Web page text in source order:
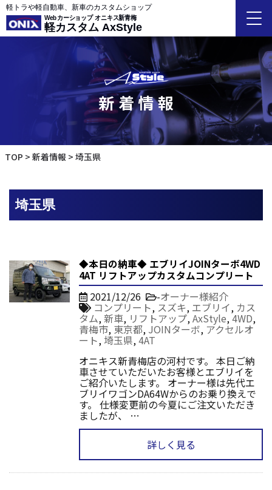
軽トラや軽自動車、新車のカスタムショップ
Webカーショップ オニキス新青梅
軽カスタム AxStyle
新着情報
TOP 新着情報 埼玉県
埼玉県
◆本日の納車◆ エブリイJOINターボ4WD
4AT リフトアップカスタムコンプリート
2021/12/26 -オーナー様紹介
コンプリート, スズキ, エブリイ, カス
タム,新車, リフトアップ,AxStyle,4WD,
青梅市, 東京都, JOINターボ, アクセルオ
ート, 埼玉県,4AT
オニキス新青梅店の河村です。 本日ご納
車させていただいたお客様とエブリイを
ご紹介いたします。 オーナー様は先代エ
ブリイワゴンDA64Wからのお乗り換えで
す。 仕様変更前の今夏にご注文いただき
ましたが、 …
詳しく見る